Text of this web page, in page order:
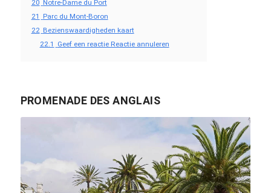
20 Notre-Dame du Port
21 Parc du Mont-Boron
22 Bezienswaardigheden kaart
22.1
Geef een reactie Reactie annuleren
PROMENADE DES ANGLAIS